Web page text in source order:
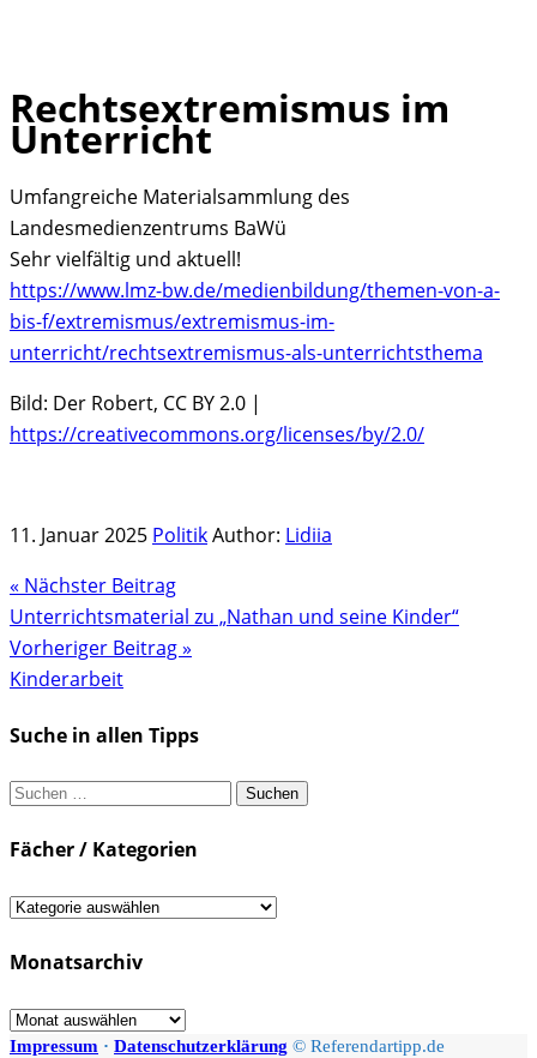
Skip
to
Rechtsextremismus im
Unterricht
Umfangreiche Materialsammlung des
Landesmedienzentrums BaWü
Sehr vielfältig und aktuell!
https://www.lmz-bw.de/medienbildung/themen-von-a-
bis-f/extremismus/extremismus-im-
unterricht/rechtsextremismus-als-unterrichtsthema
Bild: Der Robert, CC BY 2.0 |
https://creativecommons.org/licenses/by/2.0/
11. Januar 2025 PolitikAuthor: Lidiia
« Nächster Beitrag
Unterrichtsmaterial zu „Nathan und seine Kinder“
Vorheriger Beitrag »
Kinderarbeit
Suche in allen Tipps
Suchen
Fächer / Kategorien
Fächer
Kategorien
Monatsarchiv
Monatsarchiv
Impressum · Datenschutzerklärung © Referendartipp.de